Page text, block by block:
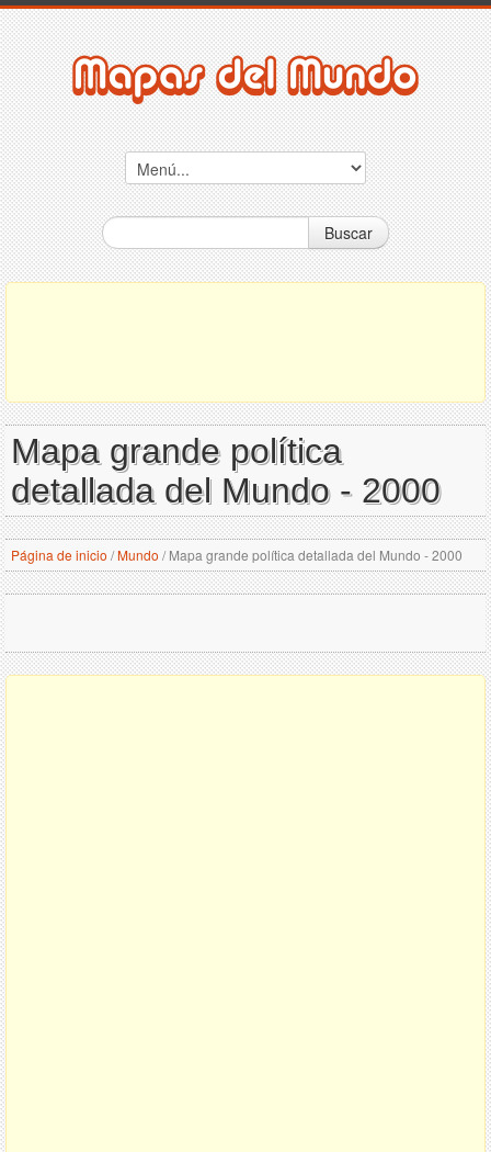
Buscar
Mapa grande política
detallada del Mundo - 2000
Página de inicio /Mundo /Mapa grande política detallada del Mundo - 2000